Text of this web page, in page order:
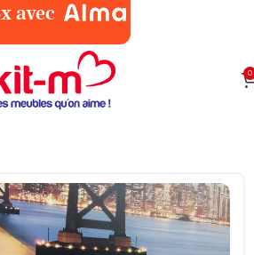
0
Fauteuils, Tabourets & Poufs
avec